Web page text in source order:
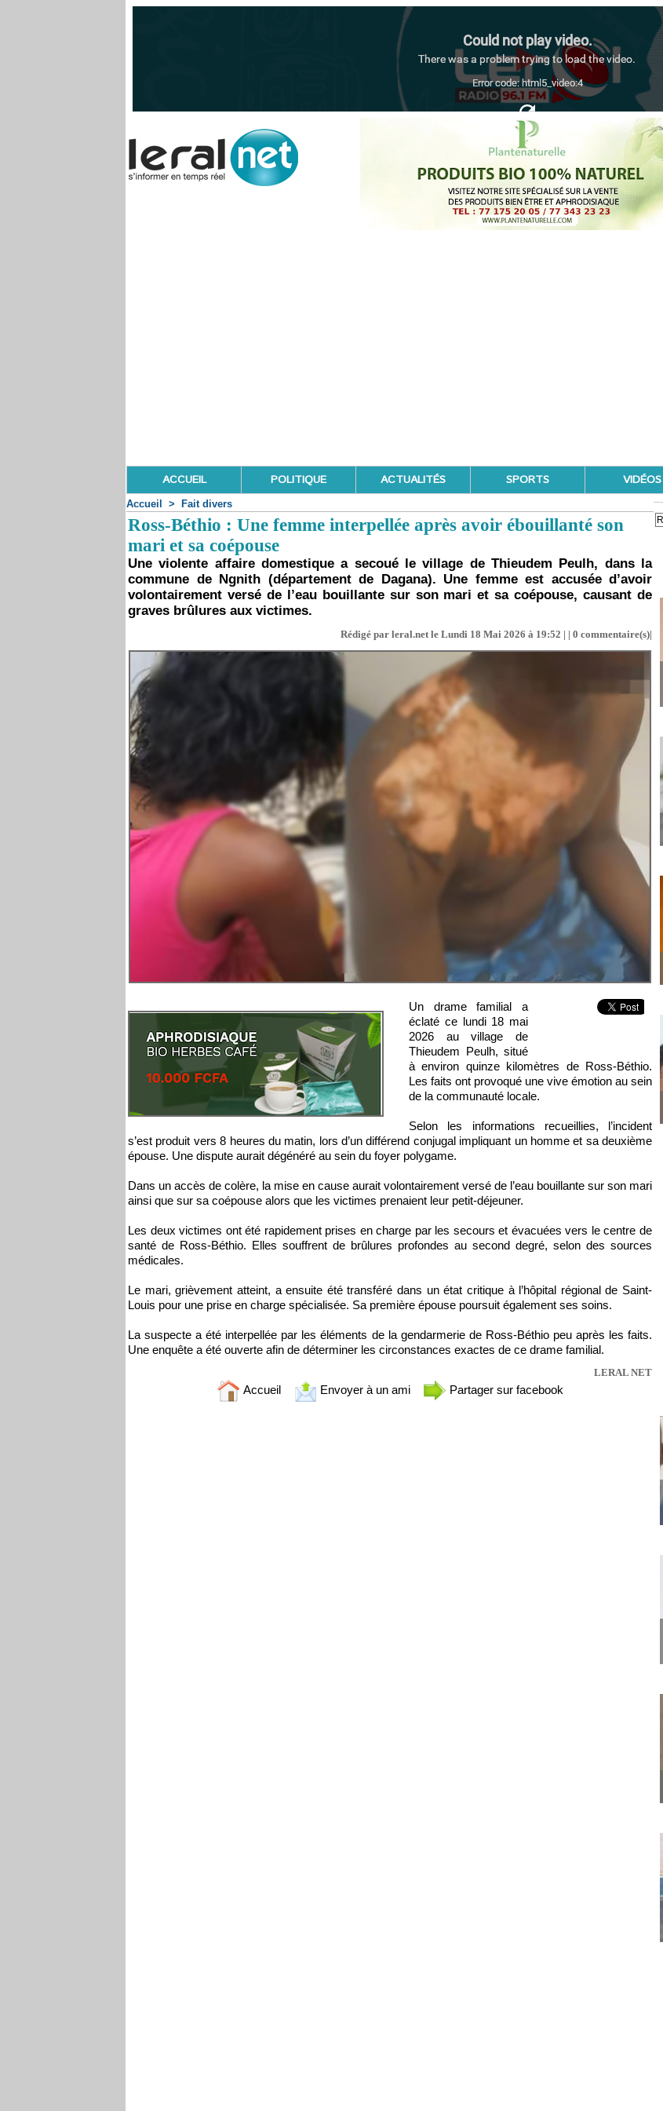
ACCUEIL POLITIQUE ACTUALITÉS SPORTS VIDÉOS
Accueil > Fait divers
Ross-Béthio : Une femme interpellée après avoir ébouillanté son
mari et sa coépouse
Une violente affaire domestique a secoué le village de Thieudem Peulh, dans la
commune de Ngnith (département de Dagana). Une femme est accusée d’avoir
volontairement versé de l’eau bouillante sur son mari et sa coépouse, causant de
graves brûlures aux victimes.
Rédigé par leral.net le Lundi 18 Mai 2026 à 19:52 | | 0 commentaire(s)|
Un drame familial a
éclaté ce lundi 18 mai
2026 au village de
Thieudem Peulh, situé
à environ quinze kilomètres de Ross-Béthio.
Les faits ont provoqué une vive émotion au sein
de la communauté locale.
Selon les informations recueillies, l’incident
s’est produit vers 8 heures du matin, lors d’un différend conjugal impliquant un homme et sa deuxième
épouse. Une dispute aurait dégénéré au sein du foyer polygame.
Dans un accès de colère, la mise en cause aurait volontairement versé de l’eau bouillante sur son mari
ainsi que sur sa coépouse alors que les victimes prenaient leur petit-déjeuner.
Les deux victimes ont été rapidement prises en charge par les secours et évacuées vers le centre de
santé de Ross-Béthio. Elles souffrent de brûlures profondes au second degré, selon des sources
médicales.
Le mari, grièvement atteint, a ensuite été transféré dans un état critique à l’hôpital régional de Saint-
Louis pour une prise en charge spécialisée. Sa première épouse poursuit également ses soins.
La suspecte a été interpellée par les éléments de la gendarmerie de Ross-Béthio peu après les faits.
Une enquête a été ouverte afin de déterminer les circonstances exactes de ce drame familial.
LERAL NET
Accueil Envoyer à un ami Partager sur facebook